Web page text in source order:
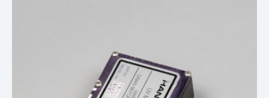
Nyheter
Underhållstips